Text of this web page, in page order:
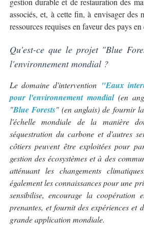
associés, et, à cette fin, à envisager des
ressources requises en faveur des pays
Qu'est-ce que le projet "Blue
l'environnement mondial ?
Le domaine d'intervention "Eaux
pour l'environnement mondial(en
"Blue Forests" (en anglais) de fournir
l'échelle mondiale de la manière
séquestration du carbone et d'autres
côtiers peuvent être exploitées pour
gestion des écosystèmes et à des
atténuant les changements
également les connaissances pour une
sensibilise, encourage la coopération
prenantes, et fournit des expériences et
grande application mondiale.